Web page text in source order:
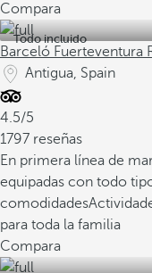
Compara
Todo incluido
Barceló Fuerteventura
Antigua, Spain
4.5/5
1797 reseñas
En primera línea de
equipadas con todo
comodidades
para toda la familia
Compara